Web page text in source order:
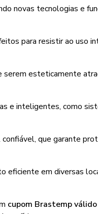
novas tecnologias e
para resistir ao uso
serem esteticamente
e inteligentes, como
que garante
eficiente em diversas
cupom Brastemp válido